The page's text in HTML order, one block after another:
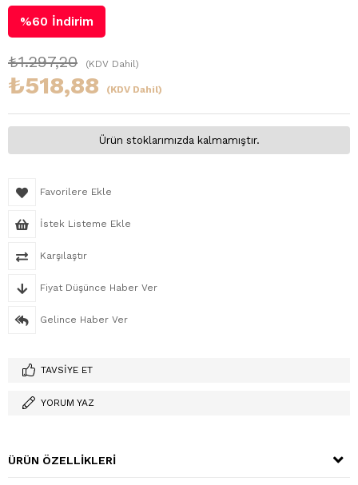
%60 İndirim
₺1.297,20 (KDV Dahil)
₺518,88 (KDV Dahil)
Ürün stoklarımızda kalmamıştır.
Favorilere Ekle
İstek Listeme Ekle
Karşılaştır
Fiyat Düşünce Haber Ver
Gelince Haber Ver
TAVSIYE ET
YORUM YAZ
ÜRÜN ÖZELLIKLERI